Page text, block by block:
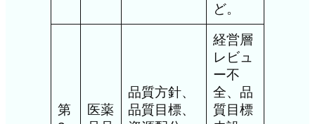
ど。
第
医薬
品質方針、
品質目標、
経営層
レビュ
ー不
全、品
質目標